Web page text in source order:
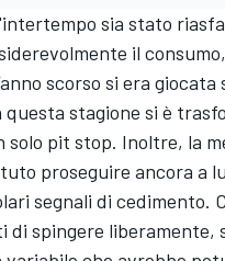
sia stato
il
scorso si era giocata
questa stagione si è
solo pit stop. Inoltre, la
proseguire ancora a
segnali di cedimento.
di spingere liberamente,